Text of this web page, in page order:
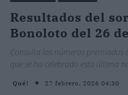
Resultados del
Bonoloto del 26
Consulta los números premiados
que se ha celebrado esta última
Qué! 27 febrero, 2026 04:30